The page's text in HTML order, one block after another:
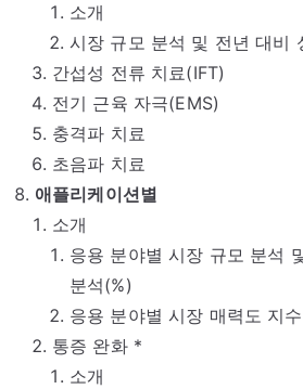
소개
시장 규모 분석 및 전년 대비
간섭성 전류 치료(IFT)
전기 근육 자극(EMS)
충격파 치료
초음파 치료
애플리케이션별
소개
응용 분야별 시장 규모 분석
분석(%)
응용 분야별 시장 매력도 지수
통증 완화 *
소개